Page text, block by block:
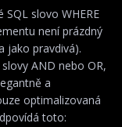
slovo WHERE
není prázdný
jako pravdivá).
AND nebo OR,
a
optimalizovaná
toto: